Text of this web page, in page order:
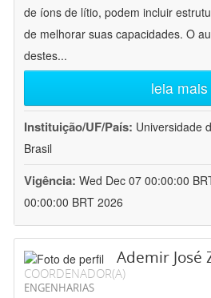
de íons de lítio, podem incluir
de melhorar suas capacidades. O
destes...
leia mais
Instituição/UF/País: Universidade
Brasil
Vigência: Wed Dec 07 00:00:00
00:00:00 BRT 2026
Ademir José
COORDENADOR(A)
ENGENHARIAS